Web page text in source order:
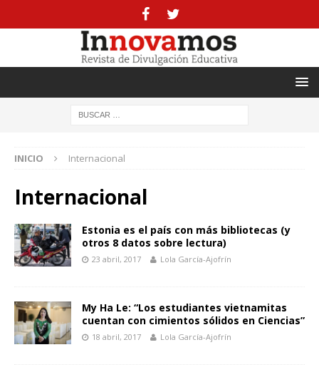
INICIO Internacional
Internacional
Estonia es el país con más bibliotecas (y
otros 8 datos sobre lectura)
23 abril, 2017 Lola García-Ajofrín
My Ha Le: “Los estudiantes vietnamitas
cuentan con cimientos sólidos en Ciencias”
18 abril, 2017 Lola García-Ajofrín